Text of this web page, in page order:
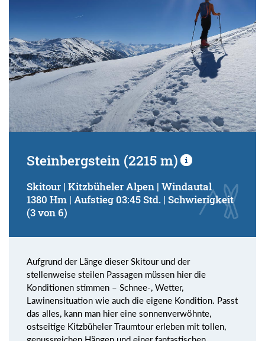
Steinbergstein (2215 m)
Skitour | Kitzbüheler Alpen | Windautal
1380 Hm | Aufstieg 03:45 Std. | Schwierigkeit
(3 von 6)
Aufgrund der Länge dieser Skitour und der
stellenweise steilen Passagen müssen hier die
Konditionen stimmen – Schnee-, Wetter,
Lawinensituation wie auch die eigene Kondition. Passt
das alles, kann man hier eine sonnenverwöhnte,
ostseitige Kitzbüheler Traumtour erleben mit tollen,